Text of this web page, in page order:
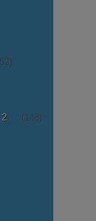
(148)